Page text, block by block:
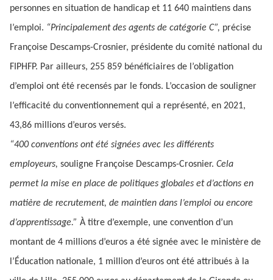
personnes en situation de handicap et 11 640 maintiens dans
l’emploi. “Principalement des agents de catégorie C”, précise
Françoise Descamps-Crosnier, présidente du comité national du
FIPHFP. Par ailleurs, 255 859 bénéficiaires de l’obligation
d’emploi ont été recensés par le fonds. L’occasion de souligner
l’efficacité du conventionnement qui a représenté, en 2021,
43,86 millions d’euros versés.
“400 conventions ont été signées avec les différents
employeurs, souligne Françoise Descamps-Crosnier. Cela
permet la mise en place de politiques globales et d’actions en
matière de recrutement, de maintien dans l’emploi ou encore
d’apprentissage.” À titre d’exemple, une convention d’un
montant de 4 millions d’euros a été signée avec le ministère de
l’Éducation nationale, 1 million d’euros ont été attribués à la